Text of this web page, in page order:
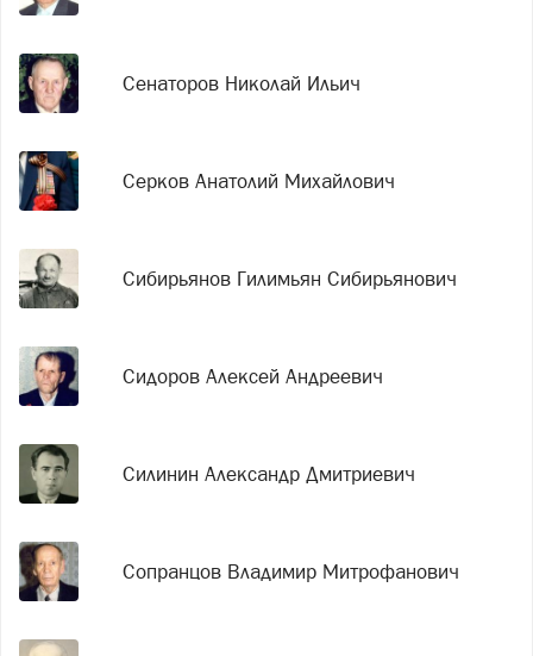
Сенаторов Николай Ильич
Серков Анатолий Михайлович
Сибирьянов Гилимьян Сибирьянович
Сидоров Алексей Андреевич
Силинин Александр Дмитриевич
Сопранцов Владимир Митрофанович